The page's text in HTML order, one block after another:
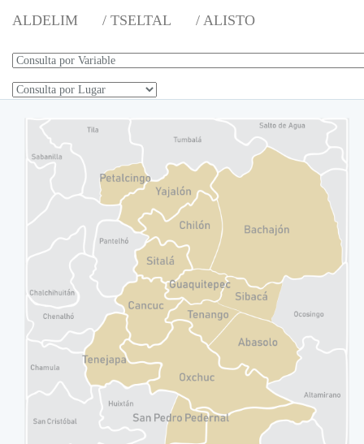
ALDELIM / TSELTAL / ALISTO